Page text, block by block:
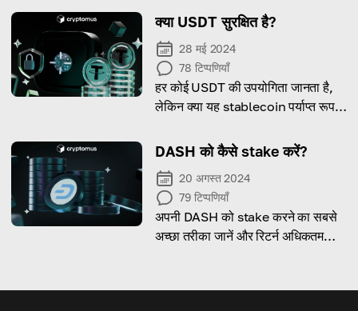
क्या USDT सुरक्षित है?
28 मई 2024
78 टिप्पणियाँ
हर कोई USDT की उपयोगिता जानता है,
लेकिन क्या यह stablecoin पर्याप्त रूप से
DASH को कैसे stake करें?
20 अगस्त 2024
79 टिप्पणियाँ
अपनी DASH को stake करने का सबसे
अच्छा तरीका जानें और रिटर्न अधिकतम